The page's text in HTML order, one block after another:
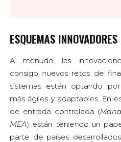
ESQUEMAS
A menudo, las
consigo nuevos retos de
sistemas están optando
más ágiles y adaptables. En
de entrada controlada (
MEA) están teniendo un
parte de países